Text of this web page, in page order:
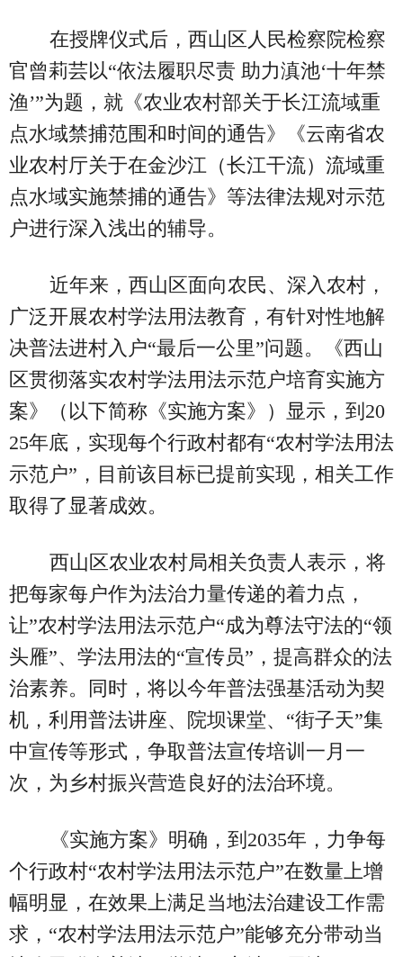
在授牌仪式后，西山区人民检察院检察
官曾莉芸以“依法履职尽责 助力滇池‘十年禁
渔’”为题，就《农业农村部关于长江流域重
点水域禁捕范围和时间的通告》《云南省农
业农村厅关于在金沙江（长江干流）流域重
点水域实施禁捕的通告》等法律法规对示范
户进行深入浅出的辅导。
近年来，西山区面向农民、深入农村，
广泛开展农村学法用法教育，有针对性地解
决普法进村入户“最后一公里”问题。《西山
区贯彻落实农村学法用法示范户培育实施方
案》（以下简称《实施方案》）显示，到20
25年底，实现每个行政村都有“农村学法用法
示范户”，目前该目标已提前实现，相关工作
取得了显著成效。
西山区农业农村局相关负责人表示，将
把每家每户作为法治力量传递的着力点，
让”农村学法用法示范户“成为尊法守法的“领
头雁”、学法用法的“宣传员”，提高群众的法
治素养。同时，将以今年普法强基活动为契
机，利用普法讲座、院坝课堂、“街子天”集
中宣传等形式，争取普法宣传培训一月一
次，为乡村振兴营造良好的法治环境。
《实施方案》明确，到2035年，力争每
个行政村“农村学法用法示范户”在数量上增
幅明显，在效果上满足当地法治建设工作需
求，“农村学法用法示范户”能够充分带动当